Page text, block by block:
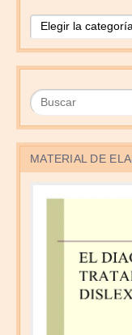
MATERIAL DE